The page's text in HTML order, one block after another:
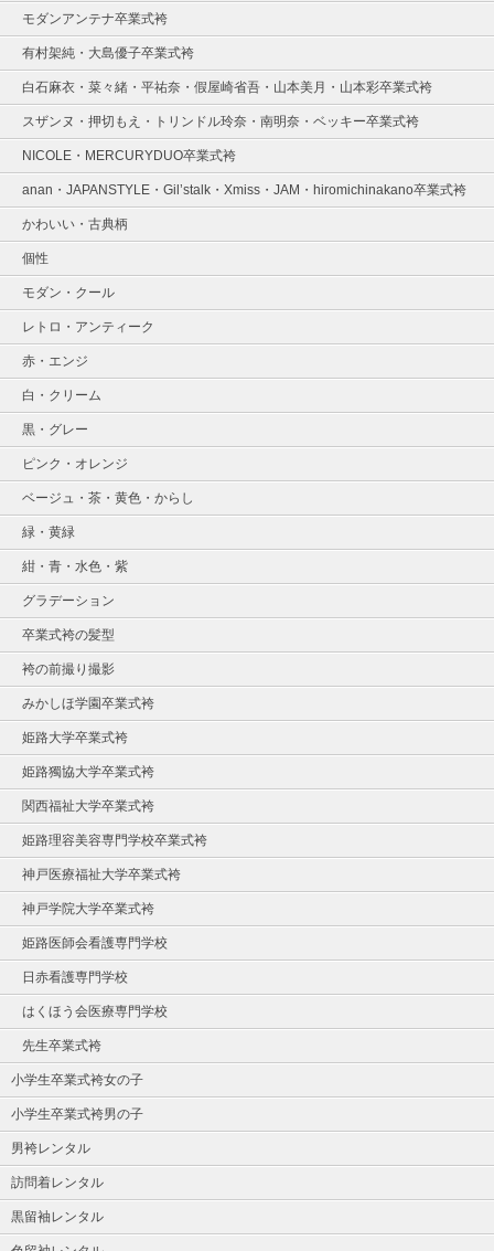
モダンアンテナ卒業式袴
有村架純・大島優子卒業式袴
白石麻衣・菜々緒・平祐奈・假屋崎省吾・山本美月・山本彩卒業式袴
スザンヌ・押切もえ・トリンドル玲奈・南明奈・ベッキー卒業式袴
NICOLE・MERCURYDUO卒業式袴
anan・JAPANSTYLE・Gil’stalk・Xmiss・JAM・hiromichinakano卒業式袴
かわいい・古典柄
個性
モダン・クール
レトロ・アンティーク
赤・エンジ
白・クリーム
黒・グレー
ピンク・オレンジ
ベージュ・茶・黄色・からし
緑・黄緑
紺・青・水色・紫
グラデーション
卒業式袴の髪型
袴の前撮り撮影
みかしほ学園卒業式袴
姫路大学卒業式袴
姫路獨協大学卒業式袴
関西福祉大学卒業式袴
姫路理容美容専門学校卒業式袴
神戸医療福祉大学卒業式袴
神戸学院大学卒業式袴
姫路医師会看護専門学校
日赤看護専門学校
はくほう会医療専門学校
先生卒業式袴
小学生卒業式袴女の子
小学生卒業式袴男の子
男袴レンタル
訪問着レンタル
黒留袖レンタル